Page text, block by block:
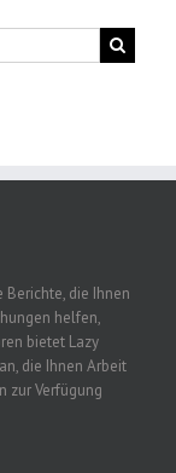
die Ihnen
helfen,
bietet Lazy
die Ihnen Arbeit
zur Verfügung